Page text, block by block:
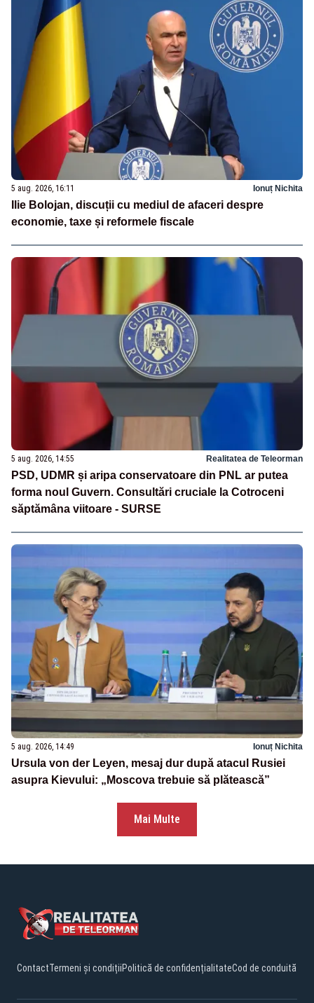
5 aug. 2026, 16:11 Ionuț Nichita
Ilie Bolojan, discuții cu mediul de afaceri despre
economie, taxe și reformele fiscale
5 aug. 2026, 14:55 Realitatea de Teleorman
PSD, UDMR și aripa conservatoare din PNL ar putea
forma noul Guvern. Consultări cruciale la Cotroceni
săptămâna viitoare - SURSE
5 aug. 2026, 14:49 Ionuț Nichita
Ursula von der Leyen, mesaj dur după atacul Rusiei
asupra Kievului: „Moscova trebuie să plătească”
Mai Multe
ContactTermeni și condițiiPolitică de confidențialitateCod de conduită